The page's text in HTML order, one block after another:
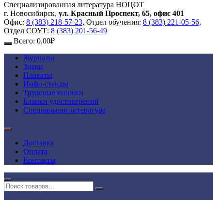
Специализированная литература НОЦОТ
г. Новосибирск, ул. Красный Проспект, 65, офис 401
Офис: 8 (383) 218-57-23, Отдел обучения: 8 (383) 221-05-56,
Отдел СОУТ: 8 (383) 201-56-49
Всего: 0,00₽
Журналы
Знаки
Плакаты
Инфо-стенды
Трудовые книжки
Бланки удостоверений
Специальная литература
Доставка
Оплата
Контакты